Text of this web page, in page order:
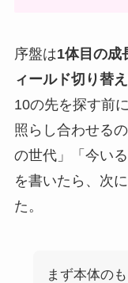
序盤は1体目の成
ィールド切り替え
10の先を探す前
照らし合わせる
の世代」「今い
を書いたら、次
た。
まず本体の